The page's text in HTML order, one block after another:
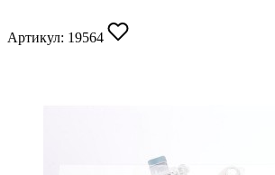
Артикул: 19564